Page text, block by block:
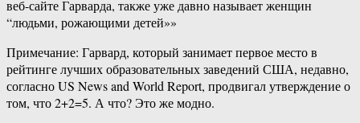
веб-сайте Гарварда, также уже давно называет женщин
“людьми, рожающими детей»»
Примечание: Гарвард, который занимает первое место в
рейтинге лучших образовательных заведений США, недавно,
согласно US News and World Report, продвигал утверждение о
том, что 2+2=5. А что? Это же модно.